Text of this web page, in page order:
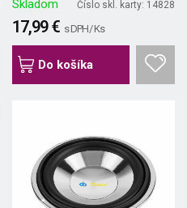
Skladom Číslo skl. karty: 14828
17,99 € s DPH/ Ks
Do košíka